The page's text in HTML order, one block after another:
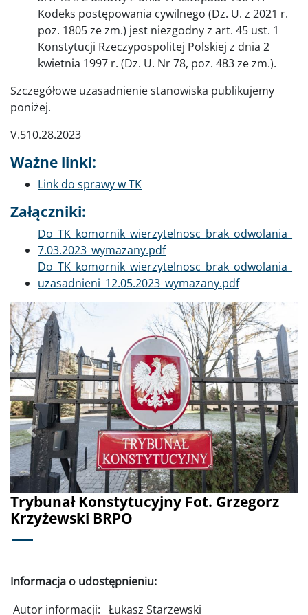
Kodeks postępowania cywilnego (Dz. U. z 2021 r.
poz. 1805 ze zm.) jest niezgodny z art. 45 ust. 1
Konstytucji Rzeczypospolitej Polskiej z dnia 2
kwietnia 1997 r. (Dz. U. Nr 78, poz. 483 ze zm.).
Szczegółowe uzasadnienie stanowiska publikujemy
poniżej.
V.510.28.2023
Ważne linki:
Link do sprawy w TK
Załączniki:
Dokument
Do_TK_komornik_wierzytelnosc_brak_odwolania_
7.03.2023_wymazany.pdf
Dokument
Do_TK_komornik_wierzytelnosc_brak_odwolania_
uzasadnieni_12.05.2023_wymazany.pdf
Trybunał Konstytucyjny Fot. Grzegorz
Krzyżewski BRPO
Poprzednie Dalej
Informacja o udostępnieniu:
Autor informacji: Łukasz Starzewski